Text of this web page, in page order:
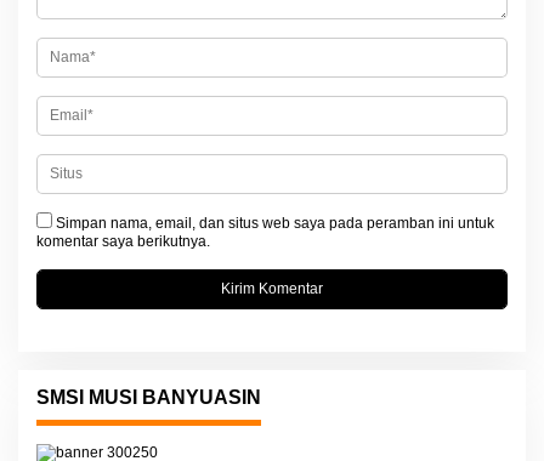
s
Simpan nama, email, dan situs web saya pada peramban ini untuk
komentar saya berikutnya.
SMSI MUSI BANYUASIN